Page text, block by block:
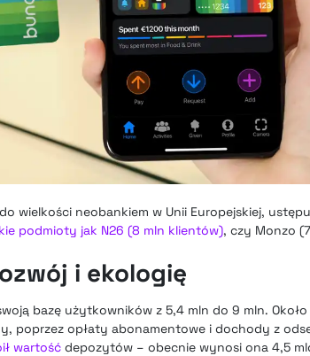
wielkości neobankiem w Unii Europejskiej,
podmioty jak N26 (8 mln klientów), czy Monzo
i ekologię
bazę użytkowników z 5,4 mln do 9 mln.
poprzez opłaty abonamentowe i dochody z
wartość depozytów – obecnie wynosi ona 4,5